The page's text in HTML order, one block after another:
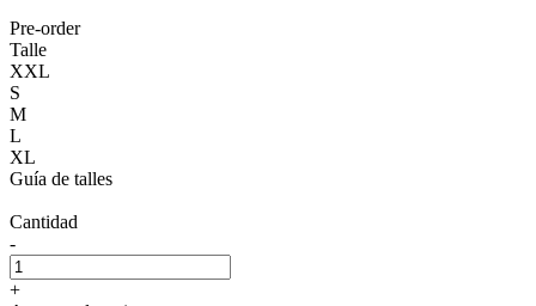
Pre-order
Talle
XXL
S
M
L
XL
Guía de talles
Cantidad
-
+